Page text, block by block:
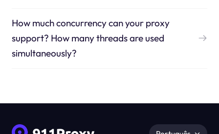
How much concurrency can your proxy
support? How many threads are used
simultaneously?